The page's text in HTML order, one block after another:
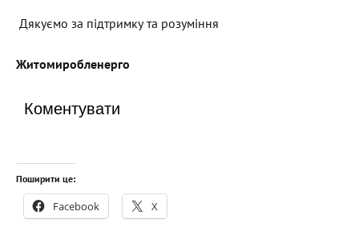
Дякуємо за підтримку та розуміння
Житомиробленерго
Коментувати
Поширити це:
Facebook X